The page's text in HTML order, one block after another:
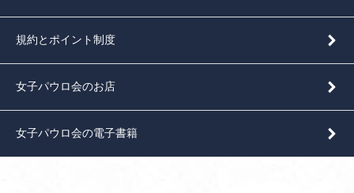
規約とポイント制度
女子パウロ会のお店
女子パウロ会の電子書籍